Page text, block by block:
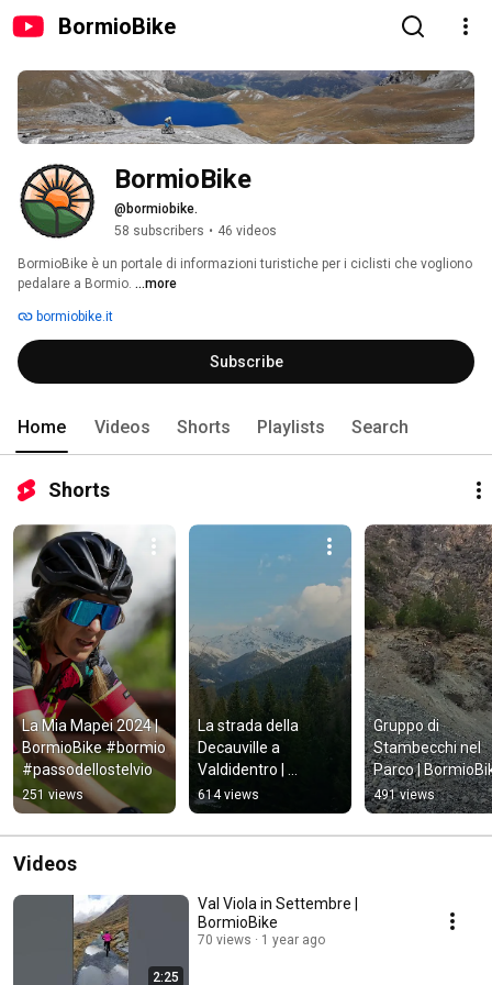
BormioBike
BormioBike
@bormiobike.
58 subscribers • 46 videos
BormioBike è un portale di informazioni turistiche per i ciclisti che vogliono
pedalare a Bormio. ...more
bormiobike.it
Subscribe
Home Videos Shorts Playlists Search
Shorts
La Mia Mapei 2024 |
BormioBike #bormio
#passodellostelvio
251 views
La strada della
Decauville a
Valdidentro |
BormioBike #bormio
#mtb #relax
614 views
Gruppo di
Stambecchi nel
Parco |
491 views
Videos
2:25
Val Viola in Settembre |
BormioBike
70 views 1 year ago